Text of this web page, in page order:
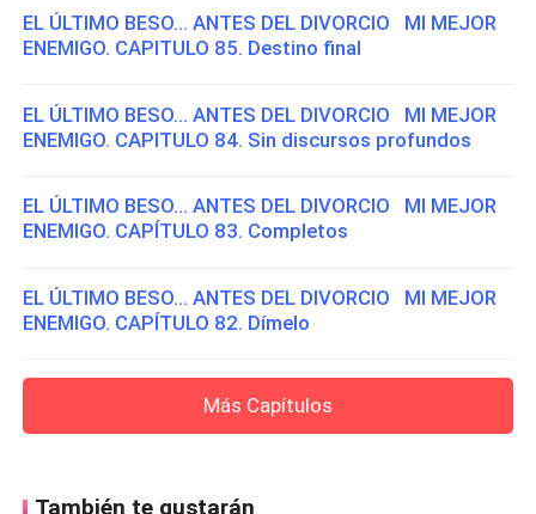
EL ÚLTIMO BESO... ANTES DEL DIVORCIO MI MEJOR
ENEMIGO. CAPITULO 85. Destino final
EL ÚLTIMO BESO... ANTES DEL DIVORCIO MI MEJOR
ENEMIGO. CAPITULO 84. Sin discursos profundos
EL ÚLTIMO BESO... ANTES DEL DIVORCIO MI MEJOR
ENEMIGO. CAPÍTULO 83. Completos
EL ÚLTIMO BESO... ANTES DEL DIVORCIO MI MEJOR
ENEMIGO. CAPÍTULO 82. Dímelo
Más Capítulos
También te gustarán